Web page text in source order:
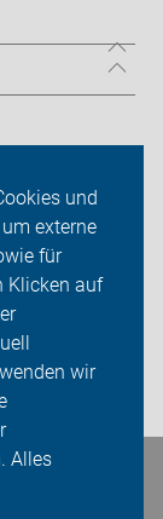
und
externe
für
Klicken auf
wir
Alles